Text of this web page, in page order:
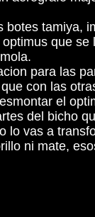
botes tamiya,
que
para las
con las
el
del bicho
lo vas a
ni mate,